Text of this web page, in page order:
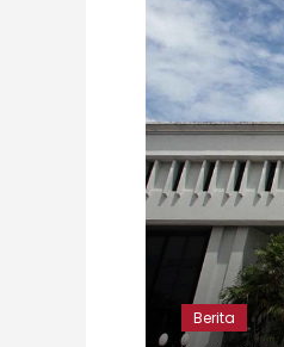
Berita